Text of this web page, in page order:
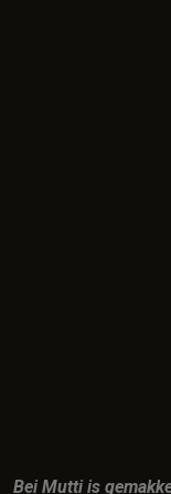
Bei Mutti is